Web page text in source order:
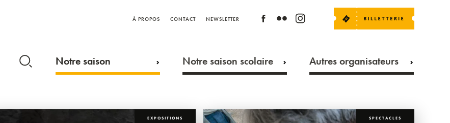
À PROPOS CONTACT NEWSLETTER
Notre saison Notre saison scolaire Autres organisateurs
EXPOSITIONS SPECTACLES